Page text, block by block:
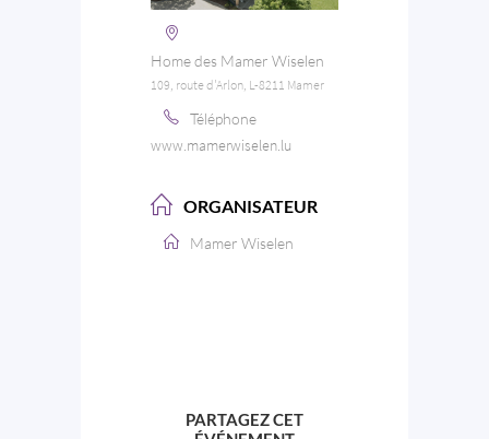
Home des Mamer Wiselen
109, route d'Arlon, L-8211 Mamer
Téléphone
www.mamerwiselen.lu
ORGANISATEUR
Mamer Wiselen
PARTAGEZ CET